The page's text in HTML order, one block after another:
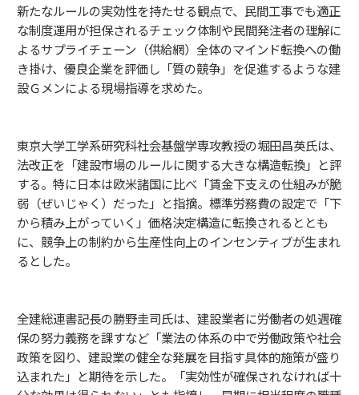
新たなルールの実効性を持たせる観点で、民間工事でも適正
な制度運用が担保されるチェック体制や民間発注者の理解に
よるサプライチェーン（供給網）全体のマインド転換への働
き掛け、優良企業を評価し「質の競争」を促進するような建
設Ｇメンによる現場指導を求めた。
東京大学工学系研究科社会基盤学専攻教授の堀田昌英氏は、
法改正を「建設市場のルールに関する大きな構造転換」と評
する。特に日本は欧米諸国に比べ「賃金下支えの仕組みが脆
弱（ぜいじゃく）だった」と指摘。標準労務費の設定で「下
から積み上がっていく」価格決定構造に転換されるととも
に、競争上の制約から生産性向上のインセンティブが生まれ
るとした。
全建総連書記長の勝野圭司氏は、建設業者に労働者の処遇確
保の努力義務を課すなど「業法の体系の中で労働政策や社会
政策を図り、建設業の健全な発展を目指す具体的施策が盛り
込まれた」と期待を示した。「実効性が確保されなければ十